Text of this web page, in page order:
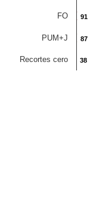
91
91
87
87
38
38
FO
PUM+J
Recortes cero